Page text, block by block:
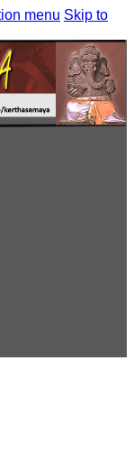
menu Skip to